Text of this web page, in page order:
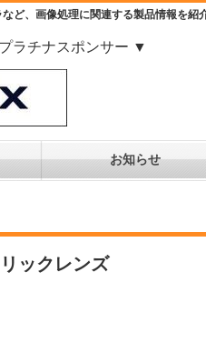
ど、画像処理に関連する製品情報を紹
ラチナスポンサー ▼
お知らせ
ックレンズ